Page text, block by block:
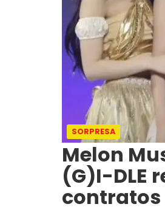
SORPRESA
Melon
(G)I-DLE
contratos